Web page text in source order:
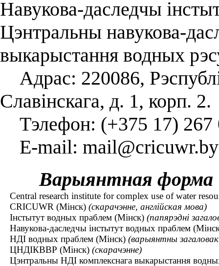
Навукова-даследчы
Цэнтральны навукова-
выкарыстання водных
Адрас: 220086,
Славінскага, д. 1, корп. 2.
Тэлефон: (+375 17) 267
E-mail: mail@cricuwr.by
Варыянтная форма
Central research institute for complex use of water
CRICUWR (Мінск) (скарачэнне, англійская мова)
Інстытут водных праблем (Мінск) (папярэдні
Навукова-даследчы інстытут водных праблем
НДІ водных праблем (Мінск) (варыянтны
ЦНДІКВВР (Мінск) (скарачэнне)
Цэнтральны НДІ комплекснага выкарыстання